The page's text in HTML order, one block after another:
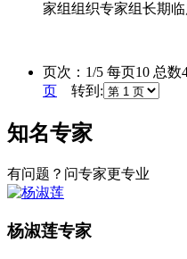
家组组织专家组长期
页次：1/5 每页10 总
页 转到:
知名专家
有问题？问专家更专业
杨淑莲专家